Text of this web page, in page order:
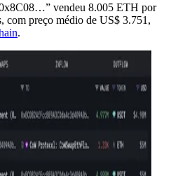
vendeu 8.005 ETH por
com preço médio de US$ 3.751,
.